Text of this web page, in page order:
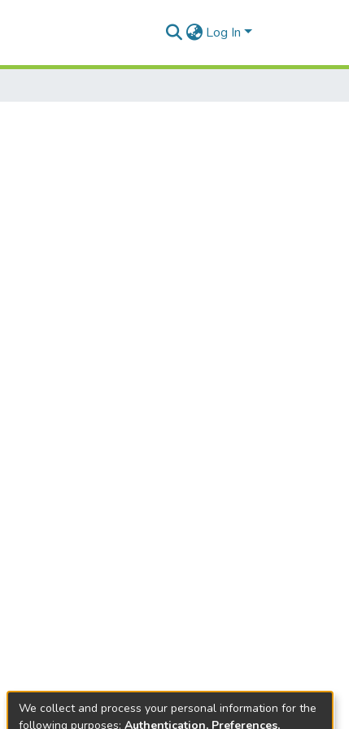
Log In
We collect and process your personal information for the
following purposes: Authentication, Preferences,